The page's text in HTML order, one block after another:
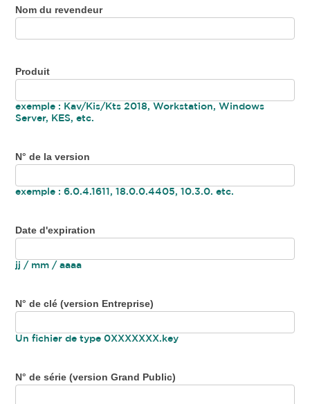
Nom du revendeur
Produit
exemple : Kav/Kis/Kts 2018, Workstation, Windows
Server, KES, etc.
N° de la version
exemple : 6.0.4.1611, 18.0.0.4405, 10.3.0. etc.
Date d'expiration
jj / mm / aaaa
N° de clé (version Entreprise)
Un fichier de type 0XXXXXXX.key
N° de série (version Grand Public)